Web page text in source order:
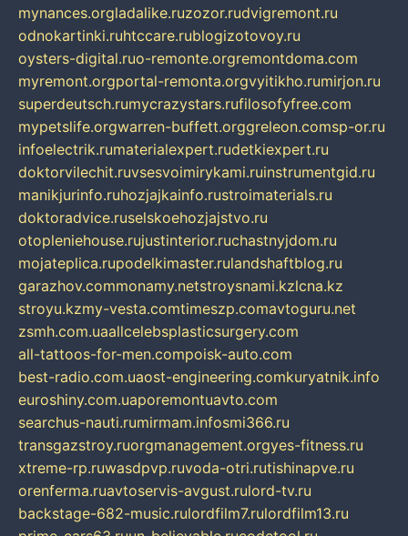
mynances.orgladalike.ruzozor.rudvigremont.ru
odnokartinki.ruhtccare.rublogizotovoy.ru
oysters-digital.ruo-remonte.orgremontdoma.com
myremont.orgportal-remonta.orgvyitikho.rumirjon.ru
superdeutsch.rumycrazystars.rufilosofyfree.com
mypetslife.orgwarren-buffett.orggreleon.comsp-or.ru
infoelectrik.rumaterialexpert.rudetkiexpert.ru
doktorvilechit.ruvsesvoimirykami.ruinstrumentgid.ru
manikjurinfo.ruhozjajkainfo.rustroimaterials.ru
doktoradvice.ruselskoehozjajstvo.ru
otopleniehouse.rujustinterior.ruchastnyjdom.ru
mojateplica.rupodelkimaster.rulandshaftblog.ru
garazhov.commonamy.netstroysnami.kzlcna.kz
stroyu.kzmy-vesta.comtimeszp.comavtoguru.net
zsmh.com.uaallcelebsplasticsurgery.com
all-tattoos-for-men.compoisk-auto.com
best-radio.com.uaost-engineering.comkuryatnik.info
euroshiny.com.uaporemontuavto.com
searchus-nauti.rumirmam.infosmi366.ru
transgazstroy.ruorgmanagement.orgyes-fitness.ru
xtreme-rp.ruwasdpvp.ruvoda-otri.rutishinapve.ru
orenferma.ruavtoservis-avgust.rulord-tv.ru
backstage-682-music.rulordfilm7.rulordfilm13.ru